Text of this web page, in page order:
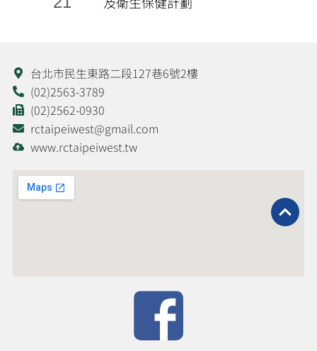
台北市民生東路二段127巷6號2樓
(02)2563-3789
(02)2562-0930
rctaipeiwest@gmail.com
www.rctaipeiwest.tw